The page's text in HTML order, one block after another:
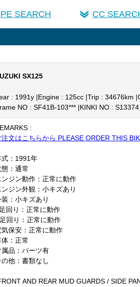
SEARCH CC
SX125
: 1991y |Engine : 125cc |Trip : 34676km |
NO : SF41B-103*** |KINKI NO : S13374
:
注文はこちらから PLEASE ORDER THIS
式：1991年
態：通常
ンジン動作：正常に動作
ンジン外観：小キズあり
装：小キズあり
回り：正常に動作
回り：正常に動作
気保安：正常に動作
体：正常
属品：パーツ有
の他：書類なし
AND REAR MUD GUARDS / SIDE